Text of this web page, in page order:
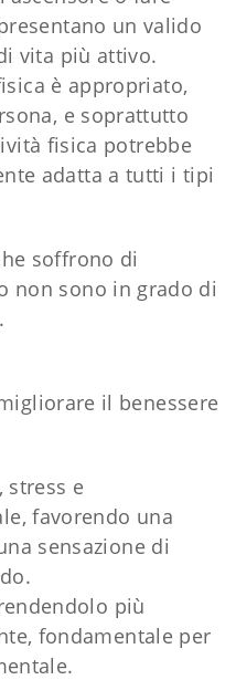
un valido
vita più attivo.
è appropriato,
e soprattutto
fisica potrebbe
adatta a tutti i tipi
soffrono di
non sono in grado di
il benessere
stress e
favorendo una
sensazione di
più
fondamentale per